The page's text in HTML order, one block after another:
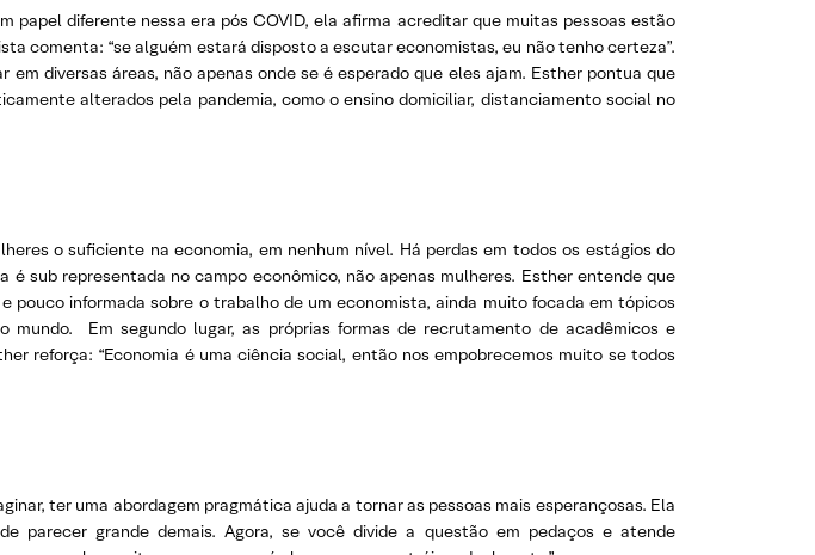
diferente nessa era pós COVID, ela afirma acreditar que muitas pessoas estão
comenta: “se alguém estará disposto a escutar economistas, eu não tenho certeza”.
diversas áreas, não apenas onde se é esperado que eles ajam. Esther pontua que
alterados pela pandemia, como o ensino domiciliar, distanciamento social no
o suficiente na economia, em nenhum nível. Há perdas em todos os estágios do
sub representada no campo econômico, não apenas mulheres. Esther entende que
pouco informada sobre o trabalho de um economista, ainda muito focada em tópicos
Em segundo lugar, as próprias formas de recrutamento de acadêmicos e
reforça: “Economia é uma ciência social, então nos empobrecemos muito se todos
ter uma abordagem pragmática ajuda a tornar as pessoas mais esperançosas. Ela
parecer grande demais. Agora, se você divide a questão em pedaços e atende